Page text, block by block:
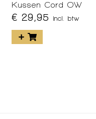
Kussen Cord OW
€ 29,95 incl. btw